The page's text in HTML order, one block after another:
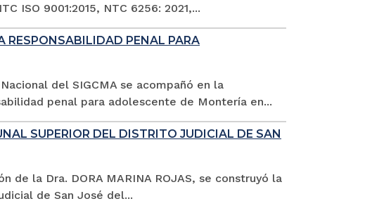
ISO 9001:2015, NTC 6256: 2021,...
RESPONSABILIDAD PENAL PARA
del SIGCMA se acompañó en la
penal para adolescente de Montería en...
SUPERIOR DEL DISTRITO JUDICIAL DE SAN
de la Dra. DORA MARINA ROJAS, se construyó la
de San José del...